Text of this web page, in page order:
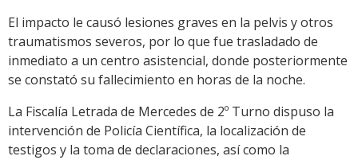
El impacto le causó lesiones graves en la pelvis y otros
traumatismos severos, por lo que fue trasladado de
inmediato a un centro asistencial, donde posteriormente
se constató su fallecimiento en horas de la noche.
La Fiscalía Letrada de Mercedes de 2º Turno dispuso la
intervención de Policía Científica, la localización de
testigos y la toma de declaraciones, así como la